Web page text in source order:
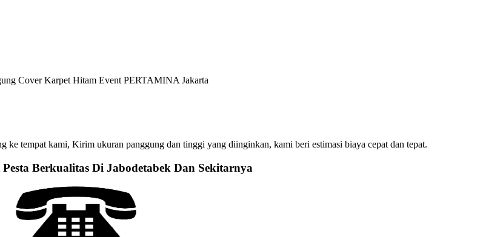
ke tempat kami, Kirim ukuran panggung dan tinggi yang diinginkan, kami beri estimasi biaya cepat dan tepat.
Berkualitas Di Jabodetabek Dan Sekitarnya